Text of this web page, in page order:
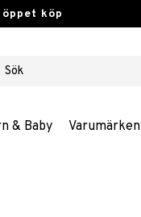
köp
& Baby Varumärken